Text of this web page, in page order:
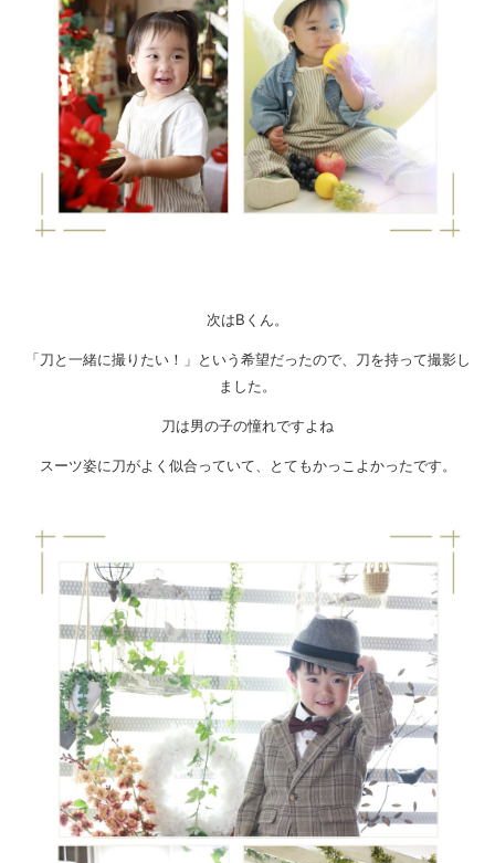
次はBくん。
「刀と一緒に撮りたい！」という希望だったので、刀を持って撮影し
ました。
刀は男の子の憧れですよね
スーツ姿に刀がよく似合っていて、とてもかっこよかったです。